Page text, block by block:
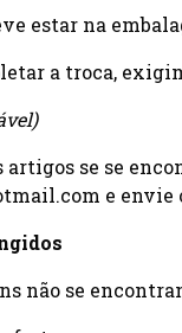
estar na
a troca,
artigos se se
e envie
não se